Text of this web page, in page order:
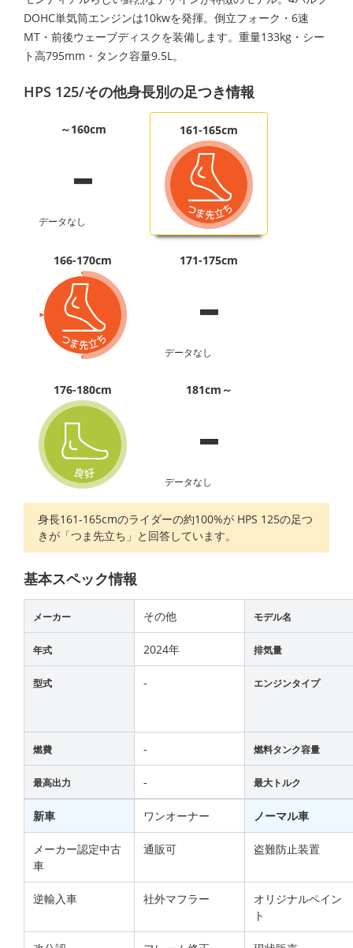
DOHC単気筒エンジンは10kwを発揮。倒立フォーク・6速
MT・前後ウェーブディスクを装備します。重量133kg・シー
ト高795mm・タンク容量9.5L。
HPS 125/その他身長別の足つき情報
～160cm
-
データなし
161-165cm
166-170cm 171-175cm
-
データなし
176-180cm 181cm～
-
データなし
身長161-165cmのライダーの約100%が HPS 125の足つ
きが「つま先立ち」と回答しています。
基本スペック情報
メーカー その他 モデル名
年式 2024年 排気量
型式 - エンジンタイプ
燃費 - 燃料タンク容量
最高出力 - 最大トルク
新車 ワンオーナー ノーマル車
メーカー認定中古
車
通販可 盗難防止装置
逆輸入車 社外マフラー
オリジナルペイン
ト